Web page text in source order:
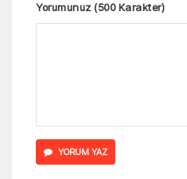
Yorumunuz (500 Karakter)
YORUM YAZ